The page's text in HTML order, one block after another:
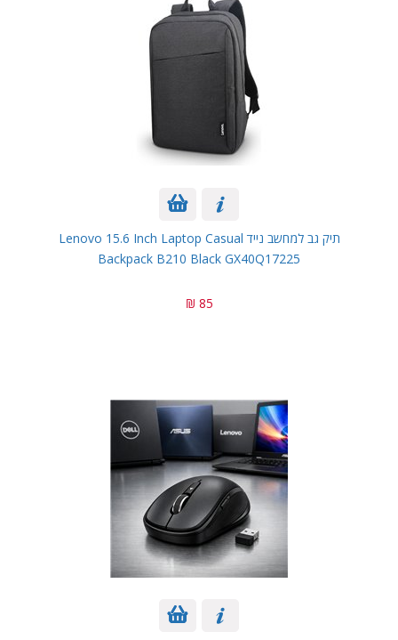
תיק גב למחשב נייד Lenovo 15.6 Inch Laptop Casual
Backpack B210 Black GX40Q17225
85 ₪